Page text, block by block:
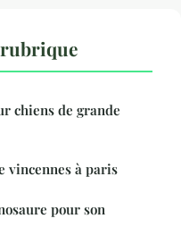
chiens de grande
vincennes à paris
pour son